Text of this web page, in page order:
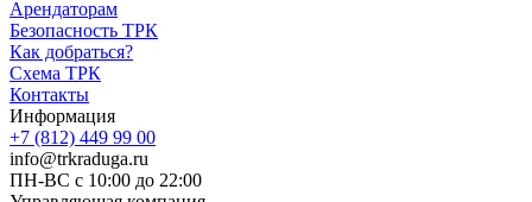
Арендаторам
Безопасность ТРК
Как добраться?
Схема ТРК
Контакты
Информация
+7 (812) 449 99 00
info@trkraduga.ru
ПН-ВС с 10:00 до 22:00